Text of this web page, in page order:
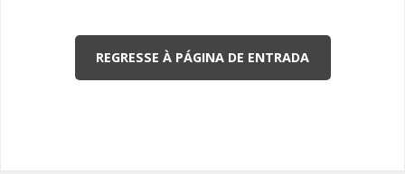
REGRESSE À PÁGINA DE ENTRADA